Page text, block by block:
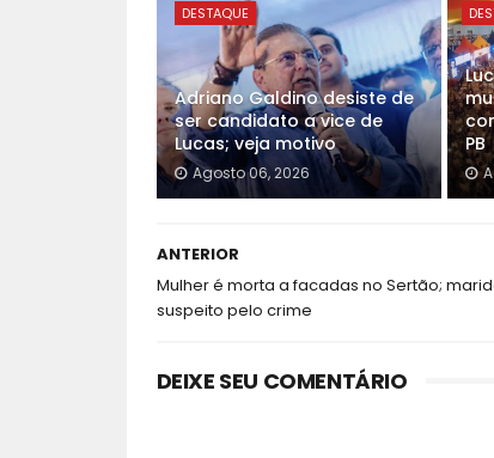
DESTAQUE
Adriano Galdino desiste de
ser candidato a vice de
Lucas; veja motivo
Agosto 06, 2026
PB
ANTERIOR
Mulher é morta a facadas no Sertão;
suspeito pelo crime
DEIXE SEU COMENTÁRIO